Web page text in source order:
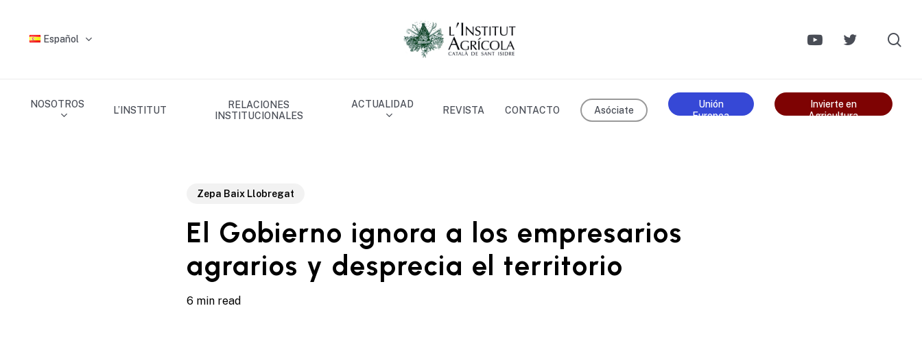
Español
NOSOTROS
L’INSTITUT
RELACIONES
INSTITUCIONALES
ACTUALIDAD
REVISTA CONTACTO Asóciate
Unión
Europea
Invierte en
Agricultura
Zepa Baix Llobregat
El Gobierno ignora a los empresarios
agrarios y desprecia el territorio
6 min read